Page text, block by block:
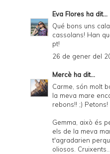
Eva Flores ha dit...
Qué bons uns
cassolans! Han
pt!
26 de gener del
Mercè ha dit...
Carme, són molt
la meva mare
rebons!! ;) Petons!
Gemma, això és
els de la meva
t'agradarien
oliosos.